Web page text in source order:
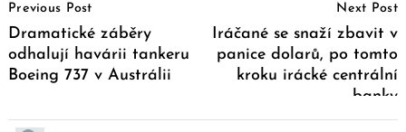
Navigation
Previous Post
Dramatické záběry
odhalují havárii tankeru
Boeing 737 v Austrálii
Next Post
Iráčané se snaží zbavit v
panice dolarů, po tomto
kroku irácké centrální
banky